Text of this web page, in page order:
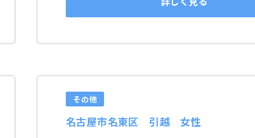
その他
名古屋市名東区 引越 女性